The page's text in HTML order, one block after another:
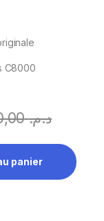
C8000
د.م.3.890,00
C8000 –
panier